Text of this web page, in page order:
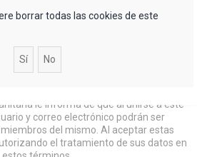
borrar todas las cookies de este
le informa de que al unirse a este
y correo electrónico podrán ser
del mismo. Al aceptar estas
el tratamiento de sus datos en